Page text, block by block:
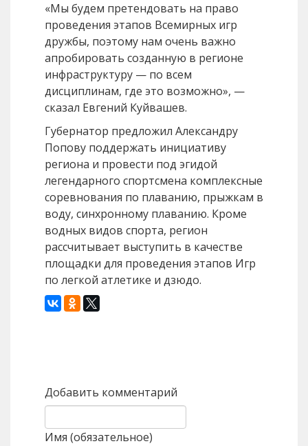
«Мы будем претендовать на право
проведения этапов Всемирных игр
дружбы, поэтому нам очень важно
апробировать созданную в регионе
инфраструктуру — по всем
дисциплинам, где это возможно», —
сказал Евгений Куйвашев.
Губернатор предложил Александру
Попову поддержать инициативу
региона и провести под эгидой
легендарного спортсмена комплексные
соревнования по плаванию, прыжкам в
воду, синхронному плаванию. Кроме
водных видов спорта, регион
рассчитывает выступить в качестве
площадки для проведения этапов Игр
по легкой атлетике и дзюдо.
Добавить комментарий
Имя (обязательное)